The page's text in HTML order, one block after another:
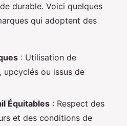
durable. Voici quelques
qui adoptent des
: Utilisation de
upcyclés ou issus de
Équitables : Respect des
et des conditions de